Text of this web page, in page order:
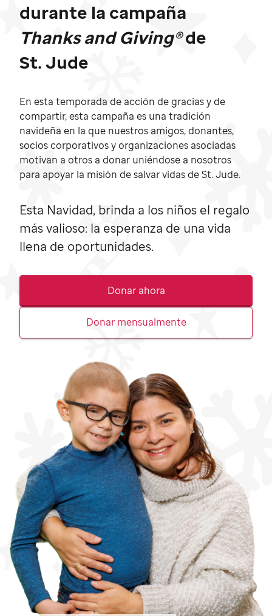
durante la campaña
Thanks and Giving®de
St. Jude
En esta temporada de acción de gracias y de
compartir, esta campaña es una tradición
navideña en la que nuestros amigos, donantes,
socios corporativos y organizaciones asociadas
motivan a otros a donar uniéndose a nosotros
para apoyar la misión de salvar vidas deSt. Jude.
Esta Navidad, brinda a los niños el regalo
más valioso: la esperanza de una vida
llena de oportunidades.
Donar ahora
Donar mensualmente